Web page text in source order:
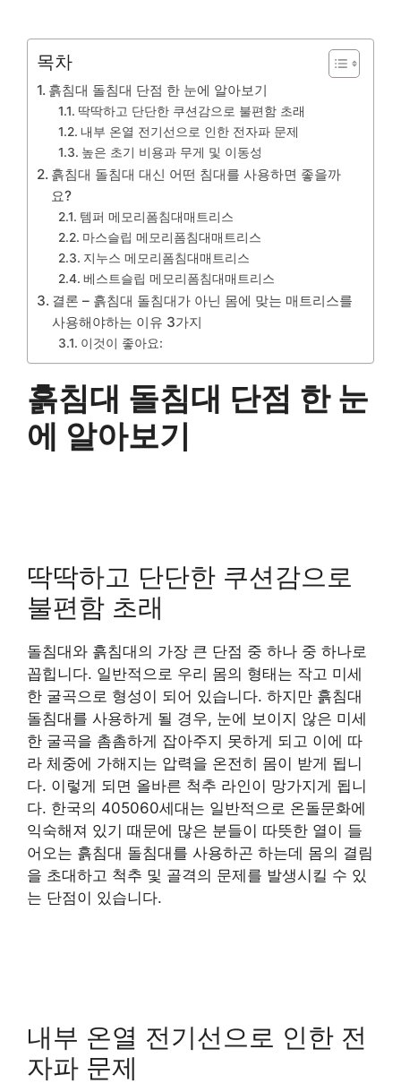
목차
흙침대 돌침대 단점 한 눈에 알아보기
딱딱하고 단단한 쿠션감으로 불편함 초래
내부 온열 전기선으로 인한 전자파 문제
높은 초기 비용과 무게 및 이동성
흙침대 돌침대 대신 어떤 침대를 사용하면 좋을까
요?
템퍼 메모리폼침대매트리스
마스슬립 메모리폼침대매트리스
지누스 메모리폼침대매트리스
베스트슬립 메모리폼침대매트리스
결론 – 흙침대 돌침대가 아닌 몸에 맞는 매트리스를
사용해야하는 이유 3가지
이것이 좋아요:
흙침대 돌침대 단점 한 눈
에 알아보기
딱딱하고 단단한 쿠션감으로
불편함 초래
돌침대와 흙침대의 가장 큰 단점 중 하나 중 하나로
꼽힙니다. 일반적으로 우리 몸의 형태는 작고 미세
한 굴곡으로 형성이 되어 있습니다. 하지만 흙침대
돌침대를 사용하게 될 경우, 눈에 보이지 않은 미세
한 굴곡을 촘촘하게 잡아주지 못하게 되고 이에 따
라 체중에 가해지는 압력을 온전히 몸이 받게 됩니
다. 이렇게 되면 올바른 척추 라인이 망가지게 됩니
다. 한국의 405060세대는 일반적으로 온돌문화에
익숙해져 있기 때문에 많은 분들이 따뜻한 열이 들
어오는 흙침대 돌침대를 사용하곤 하는데 몸의 결림
을 초대하고 척추 및 골격의 문제를 발생시킬 수 있
는 단점이 있습니다.
내부 온열 전기선으로 인한 전
자파 문제